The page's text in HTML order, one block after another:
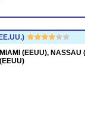
MIAMI (EEUU), NASSAU
(EEUU)